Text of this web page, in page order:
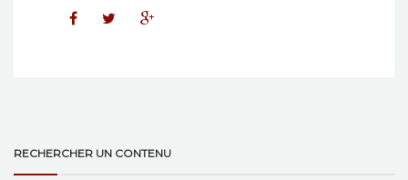
RECHERCHER UN CONTENU